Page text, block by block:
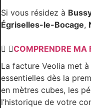
Si vous résidez à
Égriselles-le-Bocage,
COMPRENDRE MA
La facture Veolia met
essentielles dès la
en mètres cubes, les
l’historique de votre